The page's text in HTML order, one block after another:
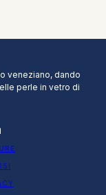
veneziano, dando
perle in vetro di